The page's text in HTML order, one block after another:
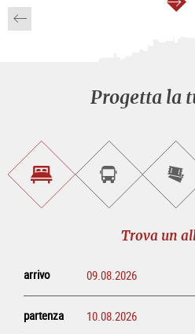
Progetta la
Trova
un
alloggio
Prenota
un
sightseeing
Trova un
arrivo
partenza